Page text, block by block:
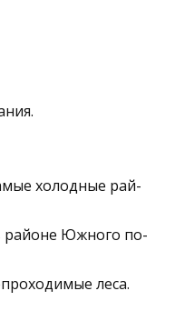
холодные рай­
районе Южного по­
леса.